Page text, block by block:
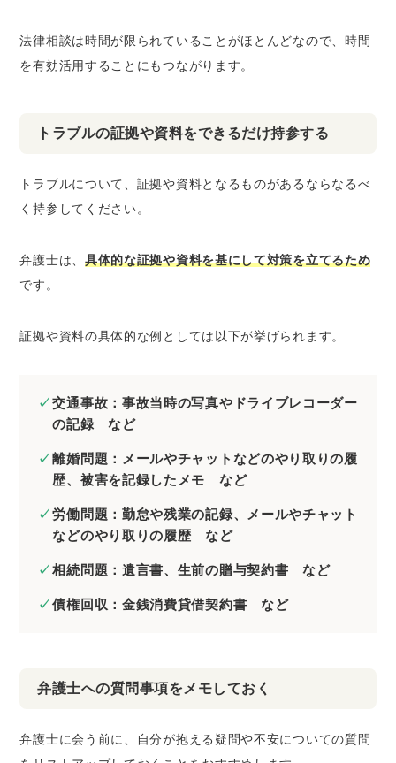
法律相談は時間が限られていることがほとんどなので、時間
を有効活用することにもつながります。
トラブルの証拠や資料をできるだけ持参する
トラブルについて、証拠や資料となるものがあるならなるべ
く持参してください。
弁護士は、 具体的な証拠や資料を基にして対策を立てるため
です。
証拠や資料の具体的な例としては以下が挙げられます。
交通事故：事故当時の写真やドライブレコーダー
の記録 など
離婚問題：メールやチャットなどのやり取りの履
歴、被害を記録したメモ など
労働問題：勤怠や残業の記録、メールやチャット
などのやり取りの履歴 など
相続問題：遺言書、生前の贈与契約書 など
債権回収：金銭消費貸借契約書 など
弁護士への質問事項をメモしておく
弁護士に会う前に、自分が抱える疑問や不安についての質問